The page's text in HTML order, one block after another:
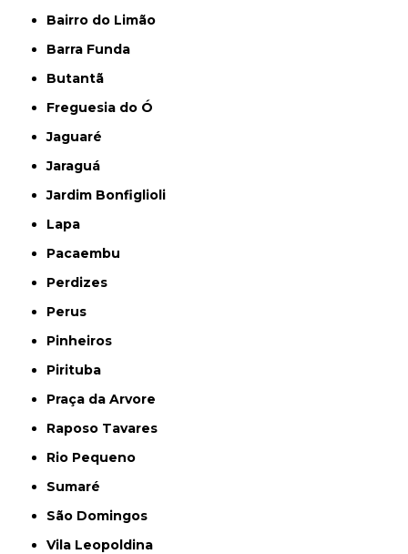
Bairro do Limão
Barra Funda
Butantã
Freguesia do Ó
Jaguaré
Jaraguá
Jardim Bonfiglioli
Lapa
Pacaembu
Perdizes
Perus
Pinheiros
Pirituba
Praça da Arvore
Raposo Tavares
Rio Pequeno
Sumaré
São Domingos
Vila Leopoldina